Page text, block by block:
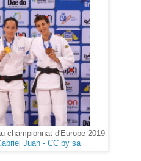
championnat d'Europe 2019
Juan - CC by sa